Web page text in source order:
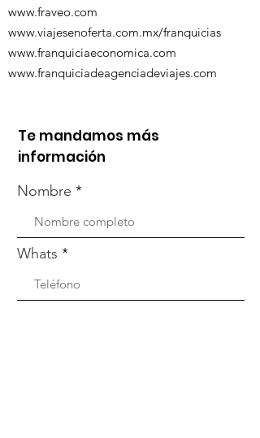
www.fraveo.com
www.viajesenoferta.com.mx/franquicias
www.franquiciaeconomica.com
www.franquiciadeagenciadeviajes.com
Te mandamos más
información
Nombre
Whats